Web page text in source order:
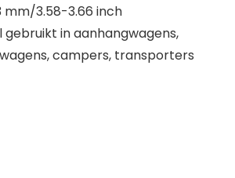
mm/3.58-3.66 inch
gebruikt in aanhangwagens,
campers, transporters